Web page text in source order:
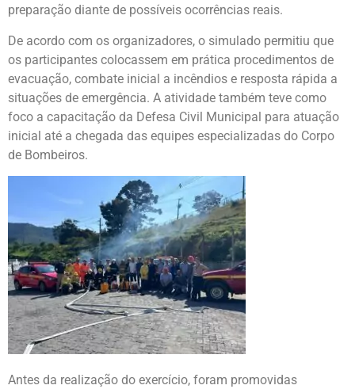
preparação diante de possíveis ocorrências reais.
De acordo com os organizadores, o simulado permitiu que
os participantes colocassem em prática procedimentos de
evacuação, combate inicial a incêndios e resposta rápida a
situações de emergência. A atividade também teve como
foco a capacitação da Defesa Civil Municipal para atuação
inicial até a chegada das equipes especializadas do Corpo
de Bombeiros.
Antes da realização do exercício, foram promovidas